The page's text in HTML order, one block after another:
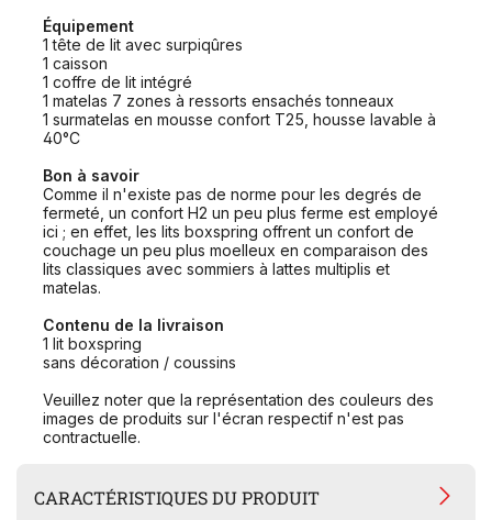
Équipement
1 tête de lit avec surpiqûres
1 caisson
1 coffre de lit intégré
1 matelas 7 zones à ressorts ensachés tonneaux
1 surmatelas en mousse confort T25, housse lavable à
40°C
Bon à savoir
Comme il n'existe pas de norme pour les degrés de
fermeté, un confort H2 un peu plus ferme est employé
ici ; en effet, les lits boxspring offrent un confort de
couchage un peu plus moelleux en comparaison des
lits classiques avec sommiers à lattes multiplis et
matelas.
Contenu de la livraison
1 lit boxspring
sans décoration / coussins
Veuillez noter que la représentation des couleurs des
images de produits sur l'écran respectif n'est pas
contractuelle.
CARACTÉRISTIQUES DU PRODUIT